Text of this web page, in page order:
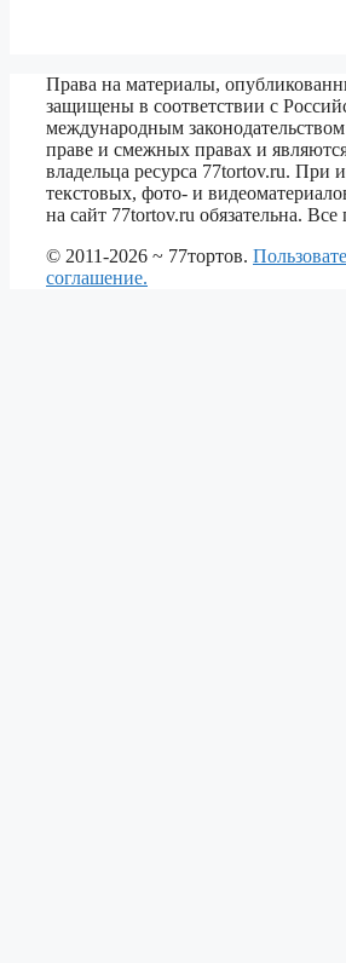
Права на материалы,
защищены в соответствии с
международным
праве и смежных правах и
владельца ресурса 77tortov.ru. При
текстовых, фото- и
на сайт 77tortov.ru обязательна.
© 2011-2026 ~ 77тортов.
соглашение.